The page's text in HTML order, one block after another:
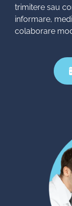
trimitere sau
informare,
colaborare